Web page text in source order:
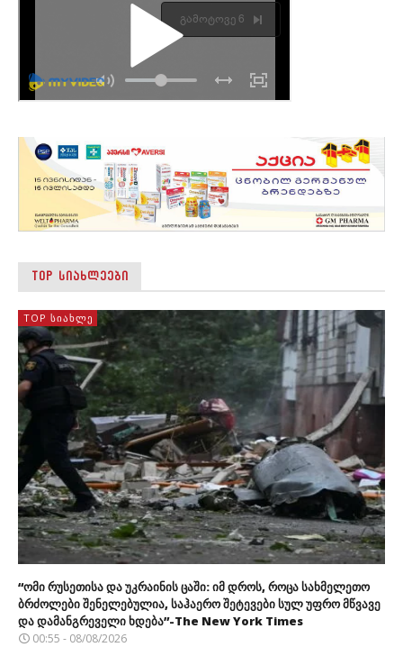
TOP ᲡᲘᲐᲮᲚᲔᲔᲑᲘ
TOP ᲡᲘᲐᲮᲚᲔ
“ომი რუსეთისა და უკრაინის ცაში: იმ დროს, როცა სახმელეთო
ბრძოლები შენელებულია, საჰაერო შეტევები სულ უფრო მწვავე
და დამანგრეველი ხდება”-The New York Times
00:55 - 08/08/2026